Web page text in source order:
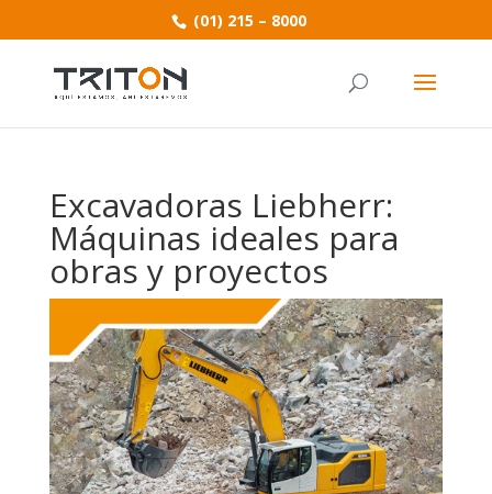
(01) 215 – 8000
Excavadoras Liebherr:
Máquinas ideales para
obras y proyectos